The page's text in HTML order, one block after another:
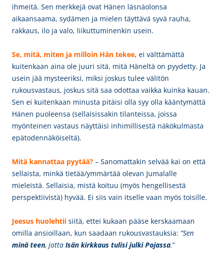
ihmeitä. Sen merkkejä ovat Hänen läsnäolonsa
aikaansaama, sydämen ja mielen täyttävä syvä rauha,
rakkaus, ilo ja valo, liikuttuminenkin usein.
Se, mitä, miten ja milloin Hän tekee, ei välttämättä
kuitenkaan aina ole juuri sitä, mitä Häneltä on pyydetty. Ja
usein jää mysteeriksi, miksi joskus tulee välitön
rukousvastaus, joskus sitä saa odottaa vaikka kuinka kauan.
Sen ei kuitenkaan minusta pitäisi olla syy olla kääntymättä
Hänen puoleensa (sellaisissakin tilanteissa, joissa
myönteinen vastaus näyttäisi inhimillisestä näkökulmasta
epätodennäköiseltä).
Mitä kannattaa pyytää? – Sanomattakin selvää kai on että
sellaista, minkä tietää/ymmärtää olevan Jumalalle
mieleistä. Sellaisia, mistä koituu (myös hengellisestä
perspektiivistä) hyvää. Ei siis vain itselle vaan myös toisille.
Jeesus huolehtii siitä, ettei kukaan pääse kerskaamaan
omilla ansioillaan, kun saadaan rukousvastauksia: ”Sen
minä teen, jotta Isän kirkkaus tulisi julki Pojassa.”